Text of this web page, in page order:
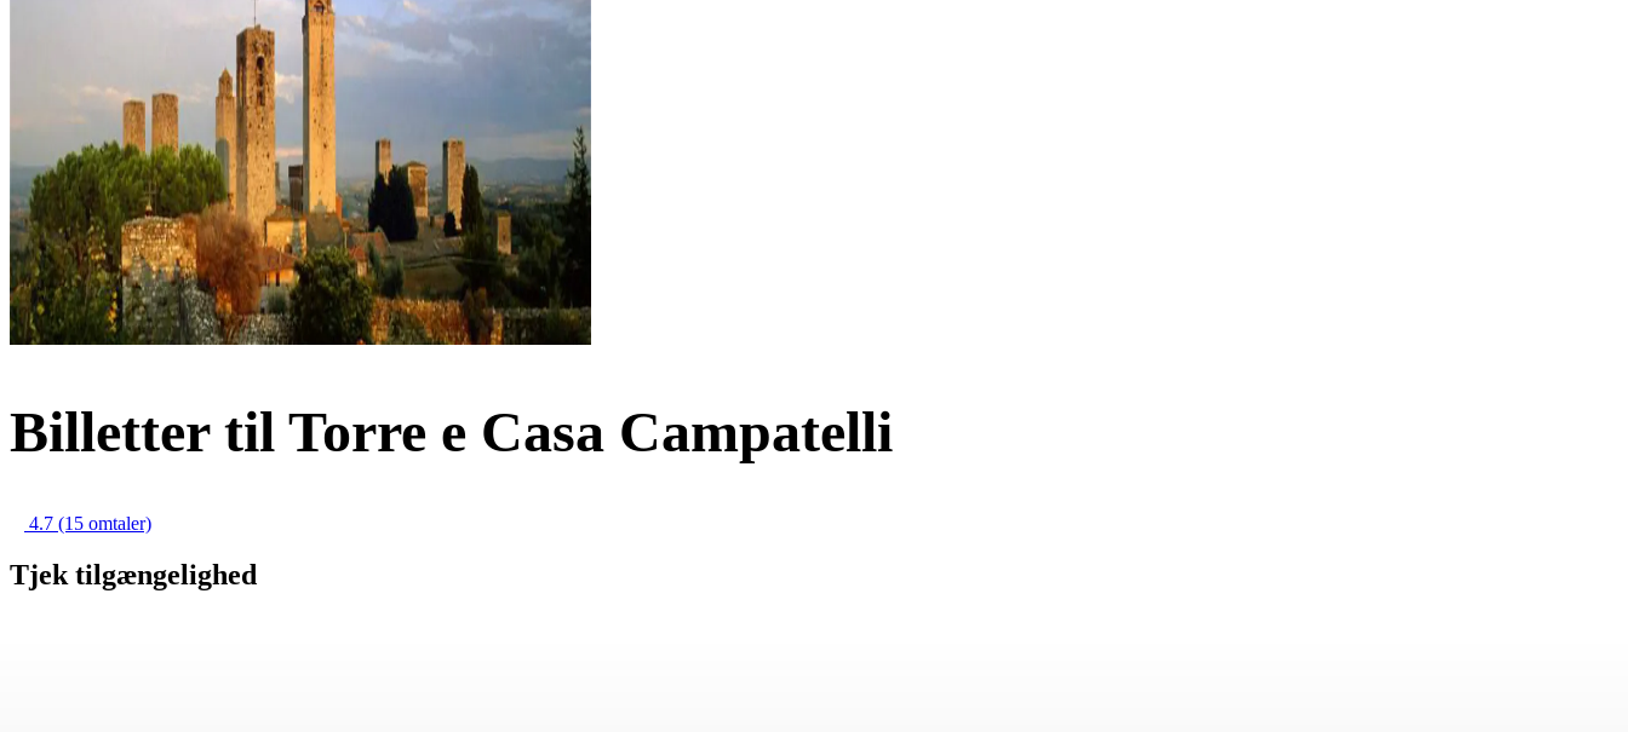
Billetter til Torre e Casa Campatelli
4.7 (15 omtaler)
Tjek tilgængelighed